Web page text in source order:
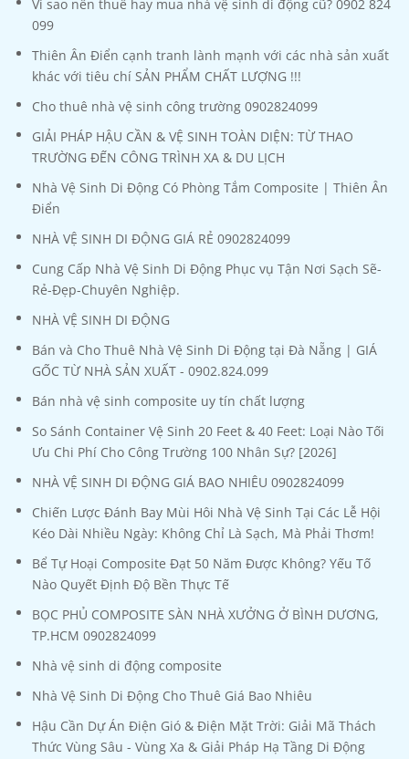
Vì sao nên thuê hay mua nhà vệ sinh di động cũ? 0902 824
099
Thiên Ân Điển cạnh tranh lành mạnh với các nhà sản xuất
khác với tiêu chí SẢN PHẨM CHẤT LƯỢNG !!!
Cho thuê nhà vệ sinh công trường 0902824099
GIẢI PHÁP HẬU CẦN & VỆ SINH TOÀN DIỆN: TỪ THAO
TRƯỜNG ĐẾN CÔNG TRÌNH XA & DU LỊCH
Nhà Vệ Sinh Di Động Có Phòng Tắm Composite | Thiên Ân
Điển
NHÀ VỆ SINH DI ĐỘNG GIÁ RẺ 0902824099
Cung Cấp Nhà Vệ Sinh Di Động Phục vụ Tận Nơi Sạch Sẽ-
Rẻ-Đẹp-Chuyên Nghiệp.
NHÀ VỆ SINH DI ĐỘNG
Bán và Cho Thuê Nhà Vệ Sinh Di Động tại Đà Nẵng | GIÁ
GỐC TỪ NHÀ SẢN XUẤT - 0902.824.099
Bán nhà vệ sinh composite uy tín chất lượng
So Sánh Container Vệ Sinh 20 Feet & 40 Feet: Loại Nào Tối
Ưu Chi Phí Cho Công Trường 100 Nhân Sự? [2026]
NHÀ VỆ SINH DI ĐỘNG GIÁ BAO NHIÊU 0902824099
Chiến Lược Đánh Bay Mùi Hôi Nhà Vệ Sinh Tại Các Lễ Hội
Kéo Dài Nhiều Ngày: Không Chỉ Là Sạch, Mà Phải Thơm!
Bể Tự Hoại Composite Đạt 50 Năm Được Không? Yếu Tố
Nào Quyết Định Độ Bền Thực Tế
BỌC PHỦ COMPOSITE SÀN NHÀ XƯỞNG Ở BÌNH DƯƠNG,
TP.HCM 0902824099
Nhà vệ sinh di động composite
Nhà Vệ Sinh Di Động Cho Thuê Giá Bao Nhiêu
Hậu Cần Dự Án Điện Gió & Điện Mặt Trời: Giải Mã Thách
Thức Vùng Sâu - Vùng Xa & Giải Pháp Hạ Tầng Di Động